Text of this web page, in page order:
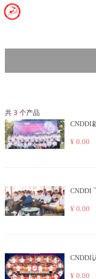
共 3 个产品
CNDDI
¥ 0.00
CNDDI
¥ 0.00
CNDDI
¥ 0.00